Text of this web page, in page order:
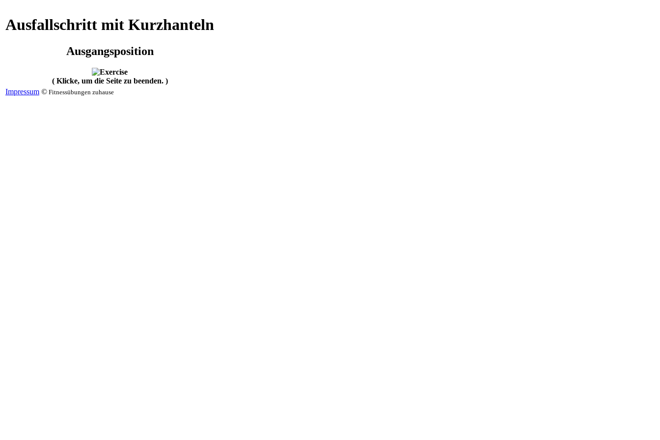
Ausfallschritt mit Kurzhanteln
Ausgangsposition
( Klicke, um die Seite zu beenden. )
Impressum © Fitnessübungen zuhause